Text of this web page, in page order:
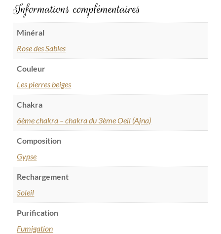
Informations complémentaires
Minéral
Rose des Sables
Couleur
Les pierres beiges
Chakra
6ème chakra – chakra du 3ème Oeil (Ajna)
Composition
Gypse
Rechargement
Soleil
Purification
Fumigation